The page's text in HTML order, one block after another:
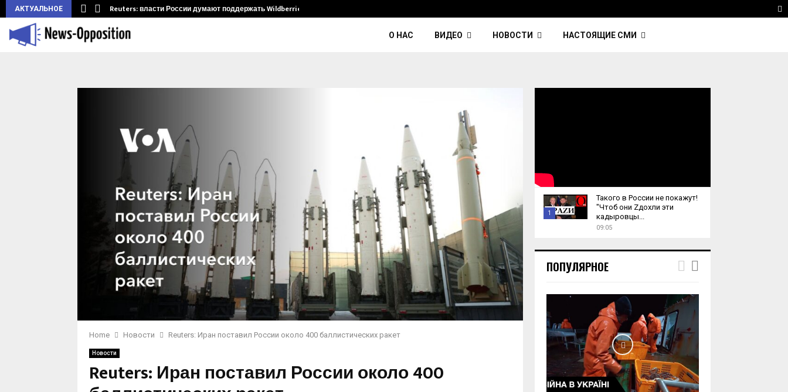
АКТУАЛЬНОЕ Reuters: власти России думают поддержать Wildberries и его… Reuters: Китай продал
О НАС ВИДЕО НОВОСТИ НАСТОЯЩИЕ СМИ
Home Новости Reuters: Иран поставил России около 400 баллистических ракет
Новости
Reuters: Иран поставил России около 400
1
u
m
u
Такого в России не покажут!
"Чтоб они Zдохли эти
кадыровцы...
09:05
ПОПУЛЯРНОЕ